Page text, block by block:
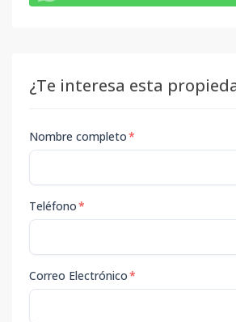
¿Te interesa esta
Nombre completo*
Teléfono*
Correo Electrónico*